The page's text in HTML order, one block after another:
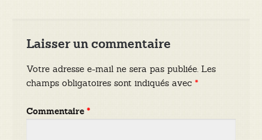
Laisser un commentaire
Votre adresse e-mail ne sera pas publiée. Les
champs obligatoires sont indiqués avec*
Commentaire*